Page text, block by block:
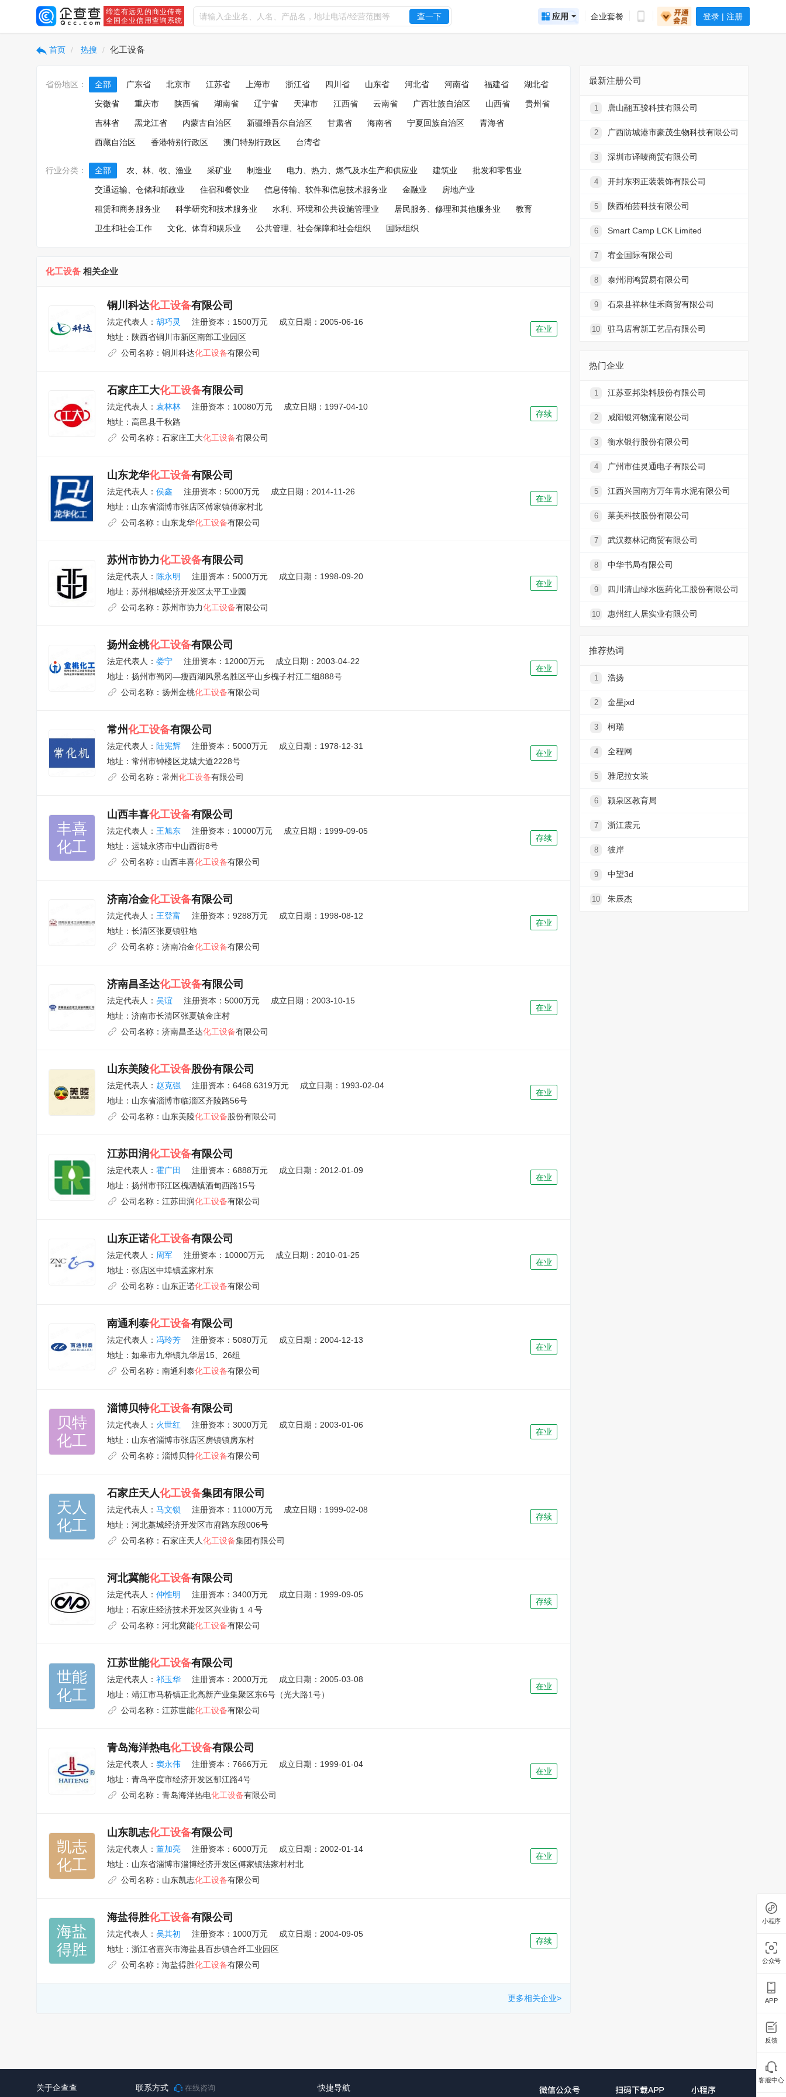
缔造有远见的商业传奇
全国企业信用查询系统
查一下 应用 企业套餐 登录 | 注册
首页 热搜 化工设备
省份地区： 全部 广东省 北京市 江苏省 上海市 浙江省 四川省 山东省 河北省 河南省 福建省 湖北省
安徽省 重庆市 陕西省 湖南省 辽宁省 天津市 江西省 云南省 广西壮族自治区 山西省 贵州省
吉林省 黑龙江省 内蒙古自治区 新疆维吾尔自治区 甘肃省 海南省 宁夏回族自治区 青海省
西藏自治区 香港特别行政区 澳门特别行政区 台湾省
行业分类： 全部 农、林、牧、渔业 采矿业 制造业 电力、热力、燃气及水生产和供应业 建筑业 批发和零售业
交通运输、仓储和邮政业 住宿和餐饮业 信息传输、软件和信息技术服务业 金融业 房地产业
租赁和商务服务业 科学研究和技术服务业 水利、环境和公共设施管理业 居民服务、修理和其他服务业 教育
卫生和社会工作 文化、体育和娱乐业 公共管理、社会保障和社会组织 国际组织
化工设备 相关企业
铜川科达化工设备有限公司
法定代表人： 胡巧灵 注册资本：1500万元
成立日期：2005-06-16
地址： 陕西省铜川市新区南部工业园区
公司名称： 铜川科达化工设备有限公司
在业
石家庄工大化工设备有限公司
法定代表人： 袁林林 注册资本：10080万元
成立日期：1997-04-10
地址： 高邑县千秋路
公司名称： 石家庄工大化工设备有限公司
存续
山东龙华化工设备有限公司
法定代表人： 侯鑫 注册资本：5000万元
成立日期：2014-11-26
地址： 山东省淄博市张店区傅家镇傅家村北
公司名称： 山东龙华化工设备有限公司
在业
苏州市协力化工设备有限公司
法定代表人： 陈永明 注册资本：5000万元
成立日期：1998-09-20
地址： 苏州相城经济开发区太平工业园
公司名称： 苏州市协力化工设备有限公司
在业
扬州金桃化工设备有限公司
法定代表人： 娄宁 注册资本：12000万元
成立日期：2003-04-22
地址： 扬州市蜀冈—瘦西湖风景名胜区平山乡槐子村江二组888号
公司名称： 扬州金桃化工设备有限公司
在业
常州化工设备有限公司
法定代表人： 陆宪辉 注册资本：5000万元
成立日期：1978-12-31
地址： 常州市钟楼区龙城大道2228号
公司名称： 常州化工设备有限公司
在业
丰喜
化工
山西丰喜化工设备有限公司
法定代表人： 王旭东 注册资本：10000万元
成立日期：1999-09-05
地址： 运城永济市中山西街8号
公司名称： 山西丰喜化工设备有限公司
存续
济南冶金化工设备有限公司
法定代表人： 王登富 注册资本：9288万元
成立日期：1998-08-12
地址： 长清区张夏镇驻地
公司名称： 济南冶金化工设备有限公司
在业
济南昌圣达化工设备有限公司
法定代表人： 吴谊 注册资本：5000万元
成立日期：2003-10-15
地址： 济南市长清区张夏镇金庄村
公司名称： 济南昌圣达化工设备有限公司
在业
山东美陵化工设备股份有限公司
法定代表人： 赵克强 注册资本：6468.6319万元
成立日期：1993-02-04
地址： 山东省淄博市临淄区齐陵路56号
公司名称： 山东美陵化工设备股份有限公司
在业
江苏田润化工设备有限公司
法定代表人： 霍广田 注册资本：6888万元
成立日期：2012-01-09
地址： 扬州市邗江区槐泗镇酒甸西路15号
公司名称： 江苏田润化工设备有限公司
在业
山东正诺化工设备有限公司
法定代表人： 周军 注册资本：10000万元
成立日期：2010-01-25
地址： 张店区中埠镇孟家村东
公司名称： 山东正诺化工设备有限公司
在业
南通利泰化工设备有限公司
法定代表人： 冯玲芳 注册资本：5080万元
成立日期：2004-12-13
地址： 如皋市九华镇九华居15、26组
公司名称： 南通利泰化工设备有限公司
在业
贝特
化工
淄博贝特化工设备有限公司
法定代表人： 火世红 注册资本：3000万元
成立日期：2003-01-06
地址： 山东省淄博市张店区房镇镇房东村
公司名称： 淄博贝特化工设备有限公司
在业
天人
化工
石家庄天人化工设备集团有限公司
法定代表人： 马文锁 注册资本：11000万元
成立日期：1999-02-08
地址： 河北藁城经济开发区市府路东段006号
公司名称： 石家庄天人化工设备集团有限公司
存续
河北冀能化工设备有限公司
法定代表人： 仲惟明 注册资本：3400万元
成立日期：1999-09-05
地址： 石家庄经济技术开发区兴业街１４号
公司名称： 河北冀能化工设备有限公司
存续
世能
化工
江苏世能化工设备有限公司
法定代表人： 祁玉华 注册资本：2000万元
成立日期：2005-03-08
地址： 靖江市马桥镇正北高新产业集聚区东6号（光大路1号）
公司名称： 江苏世能化工设备有限公司
在业
青岛海洋热电化工设备有限公司
法定代表人： 窦永伟 注册资本：7666万元
成立日期：1999-01-04
地址： 青岛平度市经济开发区郁江路4号
公司名称： 青岛海洋热电化工设备有限公司
在业
凯志
化工
山东凯志化工设备有限公司
法定代表人： 董加亮 注册资本：6000万元
成立日期：2002-01-14
地址： 山东省淄博市淄博经济开发区傅家镇法家村村北
公司名称： 山东凯志化工设备有限公司
在业
海盐
得胜
海盐得胜化工设备有限公司
法定代表人： 吴其初 注册资本：1000万元
成立日期：2004-09-05
地址： 浙江省嘉兴市海盐县百步镇合纤工业园区
公司名称： 海盐得胜化工设备有限公司
存续
更多相关企业>
最新注册公司
1 唐山翮五骏科技有限公司
2 广西防城港市豪茂生物科技有限公司
3 深圳市译唛商贸有限公司
4 开封东羽正装装饰有限公司
5 陕西柏芸科技有限公司
6 Smart Camp LCK Limited
7 宥金国际有限公司
8 泰州润鸿贸易有限公司
9 石泉县祥林佳禾商贸有限公司
10 驻马店宥新工艺品有限公司
热门企业
1 江苏亚邦染料股份有限公司
2 咸阳银河物流有限公司
3 衡水银行股份有限公司
4 广州市佳灵通电子有限公司
5 江西兴国南方万年青水泥有限公司
6 莱美科技股份有限公司
7 武汉蔡林记商贸有限公司
8 中华书局有限公司
9 四川清山绿水医药化工股份有限公司
10 惠州红人居实业有限公司
推荐热词
1 浩扬
2 金星jxd
3 柯瑞
4 全程网
5 雅尼拉女装
6 颍泉区教育局
7 浙江震元
8 彼岸
9 中望3d
10 朱辰杰
关于企查查 联系方式 在线咨询 快捷导航
小程序
公众号
APP
反馈
客服中心